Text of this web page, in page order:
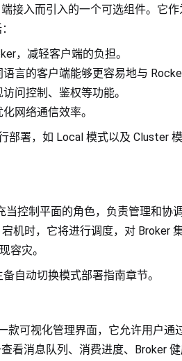
接入而引入的一个可选组件。它
，减轻客户端的负担。
言的客户端能够更容易地与
问控制、鉴权等功能。
网络通信效率。
部署，如 Local 模式以及 Cluster
当控制平面的角色，负责管理和协
机时，它将进行调度，对 Broker
容灾。
自动切换模式部署指南章节。
款可视化管理界面，它允许用户通
看消息队列、消费进度、Broker